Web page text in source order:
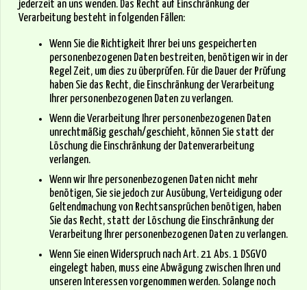
jederzeit an uns wenden. Das Recht auf Einschränkung der
Verarbeitung besteht in folgenden Fällen:
Wenn Sie die Richtigkeit Ihrer bei uns gespeicherten
personenbezogenen Daten bestreiten, benötigen wir in der
Regel Zeit, um dies zu überprüfen. Für die Dauer der Prüfung
haben Sie das Recht, die Einschränkung der Verarbeitung
Ihrer personenbezogenen Daten zu verlangen.
Wenn die Verarbeitung Ihrer personenbezogenen Daten
unrechtmäßig geschah/geschieht, können Sie statt der
Löschung die Einschränkung der Datenverarbeitung
verlangen.
Wenn wir Ihre personenbezogenen Daten nicht mehr
benötigen, Sie sie jedoch zur Ausübung, Verteidigung oder
Geltendmachung von Rechtsansprüchen benötigen, haben
Sie das Recht, statt der Löschung die Einschränkung der
Verarbeitung Ihrer personenbezogenen Daten zu verlangen.
Wenn Sie einen Widerspruch nach Art. 21 Abs. 1 DSGVO
eingelegt haben, muss eine Abwägung zwischen Ihren und
unseren Interessen vorgenommen werden. Solange noch